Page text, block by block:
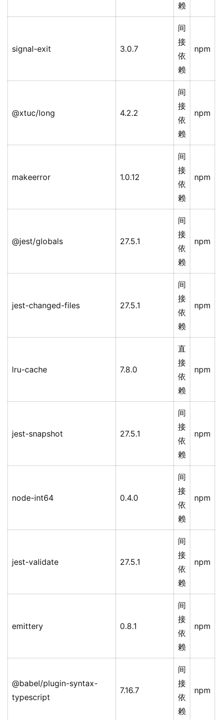
赖
signal-exit 3.0.7
间
接
依
赖
npm
@xtuc/long 4.2.2
间
接
依
赖
npm
makeerror 1.0.12
间
接
依
赖
npm
@jest/globals 27.5.1
间
接
依
赖
npm
jest-changed-files 27.5.1
间
接
依
赖
npm
lru-cache 7.8.0
直
接
依
赖
npm
jest-snapshot 27.5.1
间
接
依
赖
npm
node-int64 0.4.0
间
接
依
赖
npm
jest-validate 27.5.1
间
接
依
赖
npm
emittery 0.8.1
间
接
依
赖
npm
@babel/plugin-syntax-
typescript
7.16.7
间
接
依
赖
npm